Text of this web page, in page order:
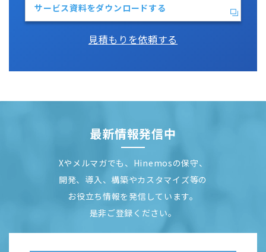
サービス資料をダウンロードする
見積もりを依頼する
最新情報発信中
Xやメルマガでも、Hinemosの保守、
開発、導入、構築やカスタマイズ等の
お役立ち情報を発信しています。
是非ご登録ください。